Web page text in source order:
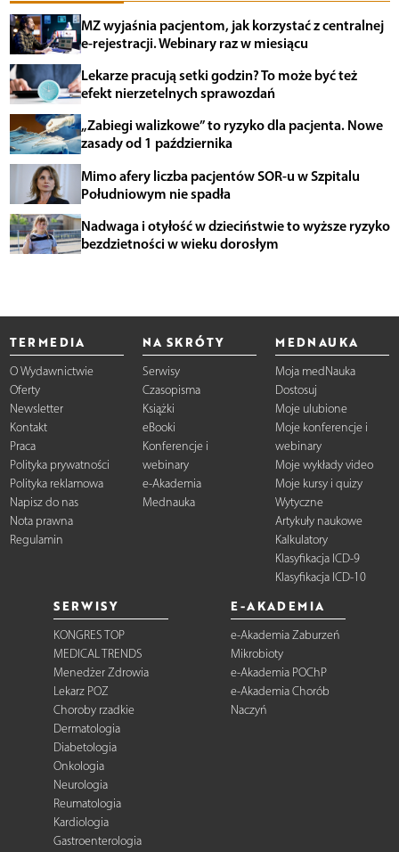
MZ wyjaśnia pacjentom, jak korzystać z centralnej
e-rejestracji. Webinary raz w miesiącu
Lekarze pracują setki godzin? To może być też
efekt nierzetelnych sprawozdań
„Zabiegi walizkowe” to ryzyko dla pacjenta. Nowe
zasady od 1 października
Mimo afery liczba pacjentów SOR-u w Szpitalu
Południowym nie spadła
Nadwaga i otyłość w dzieciństwie to wyższe ryzyko
bezdzietności w wieku dorosłym
TERMEDIA
O Wydawnictwie
Oferty
Newsletter
Kontakt
Praca
Polityka prywatności
Polityka reklamowa
Napisz do nas
Nota prawna
Regulamin
NA SKRÓTY
Serwisy
Czasopisma
Książki
eBooki
Konferencje i
webinary
e-Akademia
Mednauka
MEDNAUKA
Moja medNauka
Dostosuj
Moje ulubione
Moje konferencje i
webinary
Moje wykłady video
Moje kursy i quizy
Wytyczne
Artykuły naukowe
Kalkulatory
Klasyfikacja ICD-9
Klasyfikacja ICD-10
SERWISY
KONGRES TOP
MEDICAL TRENDS
Menedżer Zdrowia
Lekarz POZ
Choroby rzadkie
Dermatologia
Diabetologia
Onkologia
Neurologia
Reumatologia
Kardiologia
Gastroenterologia
E-AKADEMIA
e-Akademia Zaburzeń
Mikrobioty
e-Akademia POChP
e-Akademia Chorób
Naczyń